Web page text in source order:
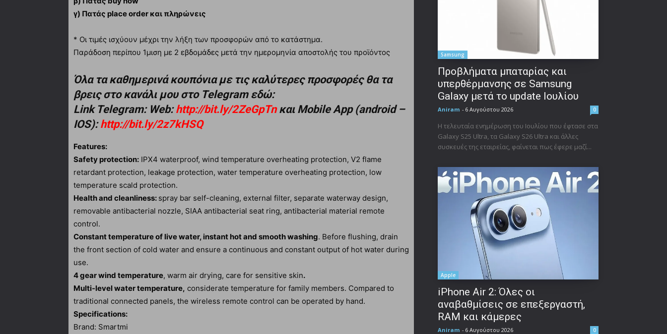
γ) Πατάς place order και πληρώνεις
* Οι τιμές ισχύουν μέχρι την λήξη των προσφορών από το κατάστημα.
Παράδοση περίπου 1μιση με 2 εβδομάδες μετά την ημερομηνία αποστολής του προϊόντος
Όλα τα καθημερινά κουπόνια με τις καλύτερες προσφορές θα τα
βρεις στο κανάλι μου στο Telegram εδώ:
Link Telegram: Web:http://bit.ly/2ZeGpTnκαι Mobile App (android –
IOS):http://bit.ly/2z7kHSQ
Features:
Safety protection: IPX4 waterproof, wind temperature overheating protection, V2 flame
retardant protection, leakage protection, water temperature overheating protection, low
temperature scald protection.
Health and cleanliness: spray bar self-cleaning, external filter, separate waterway design,
removable antibacterial nozzle, SIAA antibacterial seat ring, antibacterial material remote
control.
Constant temperature of live water, instant hot and smooth washing. Before flushing, drain
the front section of cold water and ensure a continuous and constant output of hot water during
use.
4 gear wind temperature, warm air drying, care for sensitive skin.
Multi-level water temperature, considerate temperature for family members. Compared to
traditional connected panels, the wireless remote control can be operated by hand.
Specifications:
Brand: Smartmi
Samsung
Προβλήματα μπαταρίας και
υπερθέρμανσης σε Samsung
Galaxy μετά το update Ιουλίου
Aniram - 6 Αυγούστου 2026 0
Η τελευταία ενημέρωση του Ιουλίου που έφτασε στα
Galaxy S25 Ultra, τα Galaxy S26 Ultra και άλλες
συσκευές της εταιρείας, φαίνεται πως έφερε μαζί...
Apple
iPhone Air 2: Όλες οι
αναβαθμίσεις σε επεξεργαστή,
RAM και κάμερες
Aniram - 6 Αυγούστου 2026 0